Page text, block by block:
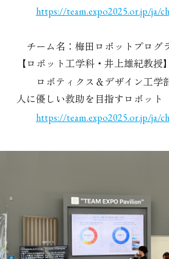
https://team.expo2025.or.jp/ja/
チーム名：梅田ロボットプログ
【ロボット工学科・井上雄紀教授】
ロボティクス＆デザイン工学
人に優しい救助を目指すロボット
https://team.expo2025.or.jp/ja/